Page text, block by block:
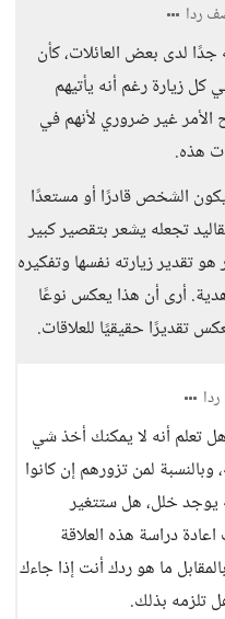
ردا
جدًا لدى بعض العائلات، كأن
كل زيارة رغم أنه يأتيهم
غير ضروري لأنهم في
هذه.
الشخص قادرًا أو مستعدًا
تجعله يشعر بتقصير كبير
تقدير زيارته نفسها وتفكيره
أرى أن هذا يعكس نوعًا
تقديرًا حقيقيًا للعلاقات.
هل تعلم أنه لا يمكنك أخذ شي
لمن تزورهم إن كانوا
يوجد خلل، هل ستتغير
دراسة هذه العلاقة
ما هو ردك أنت إذا جاءك
بذلك.